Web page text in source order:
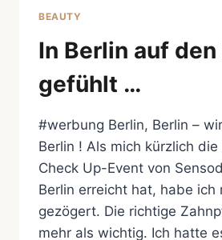
BEAUTY
In Berlin auf den
gefühlt …
#werbung Berlin, Berlin –
Berlin ! Als mich kürzlich
Check Up-Event von
Berlin erreicht hat, habe ich
gezögert. Die richtige
mehr als wichtig. Ich hatte